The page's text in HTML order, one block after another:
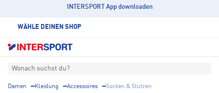
INTERSPORT App downloaden
WÄHLE DEINEN SHOP
Wonach suchst du?
Damen Kleidung Accessoires Socken & Stutzen